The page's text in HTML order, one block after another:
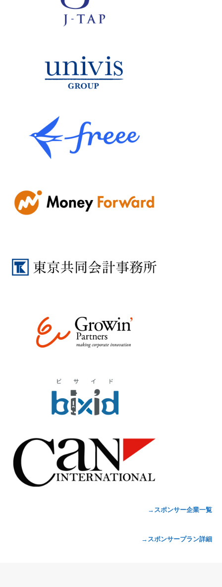
→スポンサー企業一覧
→スポンサープラン詳細